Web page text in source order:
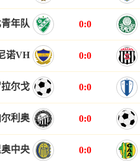
年队 0:0
诺VH 0:0
尔戈 0:0
尔利奥 0:0
中央 0:0